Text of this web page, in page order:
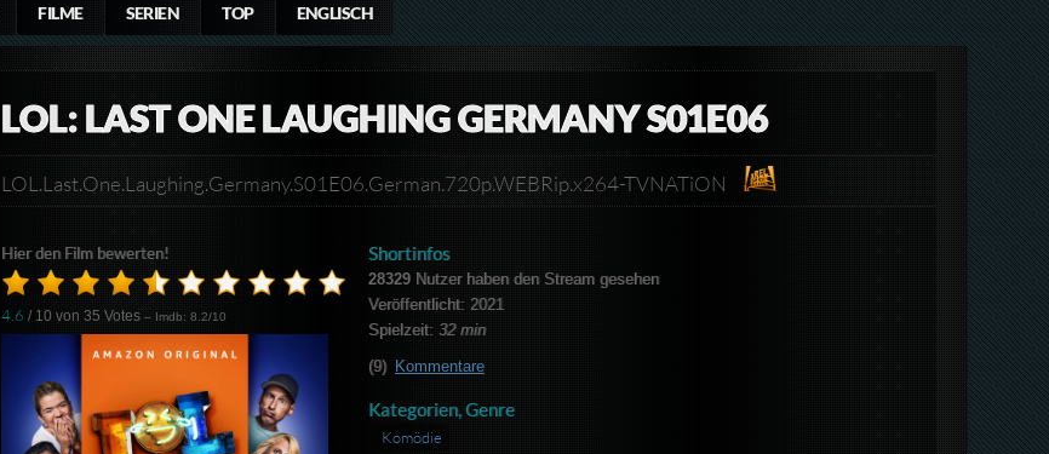
FILME SERIEN TOP ENGLISCH
LOL: LAST ONE LAUGHING GERMANY S01E06
LOL.Last.One.Laughing.Germany.S01E06.German.720p.WEBRip.x264-TVNATiON
Hier den Film bewerten!
4.6 / 10 von35 Votes – Imdb: 8.2/10
Shortinfos
28329Nutzer haben den Stream gesehen
Veröffentlicht: 2021
Spielzeit: 32 min
(9) Kommentare
Kategorien, Genre
Komödie